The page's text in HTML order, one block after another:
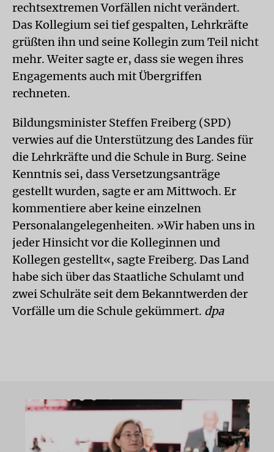
rechtsextremen Vorfällen nicht verändert.
Das Kollegium sei tief gespalten, Lehrkräfte
grüßten ihn und seine Kollegin zum Teil nicht
mehr. Weiter sagte er, dass sie wegen ihres
Engagements auch mit Übergriffen
rechneten.
Bildungsminister Steffen Freiberg (SPD)
verwies auf die Unterstützung des Landes für
die Lehrkräfte und die Schule in Burg. Seine
Kenntnis sei, dass Versetzungsanträge
gestellt wurden, sagte er am Mittwoch. Er
kommentiere aber keine einzelnen
Personalangelegenheiten. »Wir haben uns in
jeder Hinsicht vor die Kolleginnen und
Kollegen gestellt«, sagte Freiberg. Das Land
habe sich über das Staatliche Schulamt und
zwei Schulräte seit dem Bekanntwerden der
Vorfälle um die Schule gekümmert. dpa